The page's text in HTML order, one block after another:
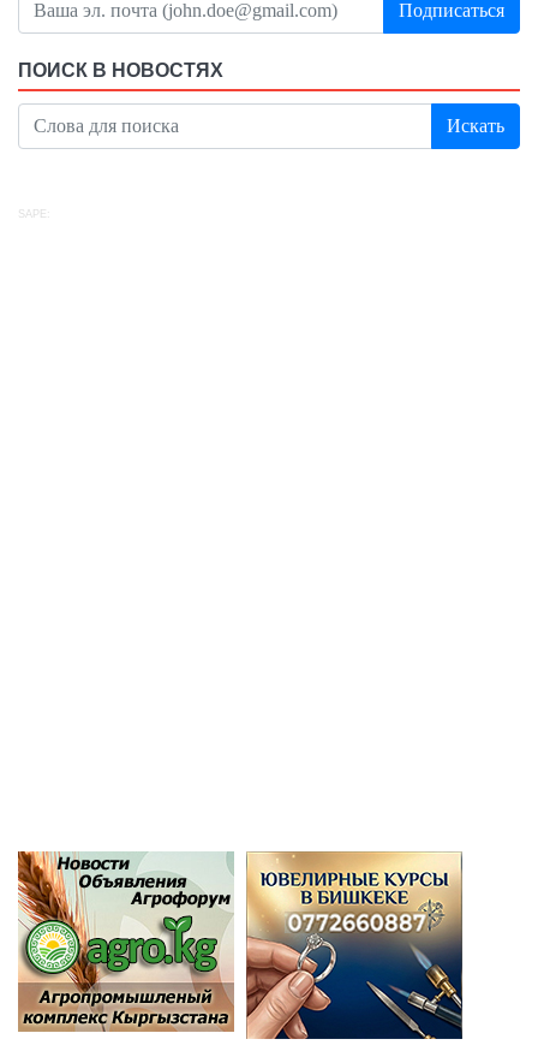
Подписаться
ПОИСК В НОВОСТЯХ
Искать
SAPE: